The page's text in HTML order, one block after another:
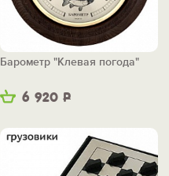
6 920 Р
Барометр "Клевая погода"